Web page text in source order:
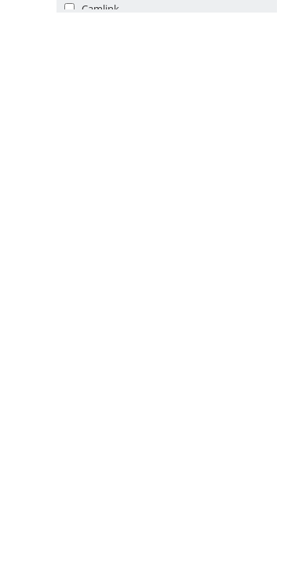
Camlink